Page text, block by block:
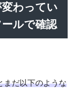
わってい
ルで確認
まだ以下のような